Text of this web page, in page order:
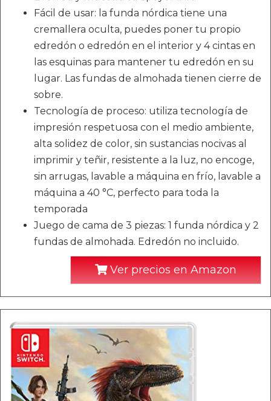
Fácil de usar: la funda nórdica tiene una
cremallera oculta, puedes poner tu propio
edredón o edredón en el interior y 4 cintas en
las esquinas para mantener tu edredón en su
lugar. Las fundas de almohada tienen cierre de
sobre.
Tecnología de proceso: utiliza tecnología de
impresión respetuosa con el medio ambiente,
alta solidez de color, sin sustancias nocivas al
imprimir y teñir, resistente a la luz, no encoge,
sin arrugas, lavable a máquina en frío, lavable a
máquina a 40 °C, perfecto para toda la
temporada
Juego de cama de 3 piezas: 1 funda nórdica y 2
fundas de almohada. Edredón no incluido.
Ver precios en Amazon